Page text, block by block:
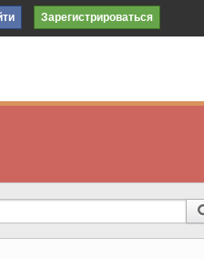
Зарегистрироваться